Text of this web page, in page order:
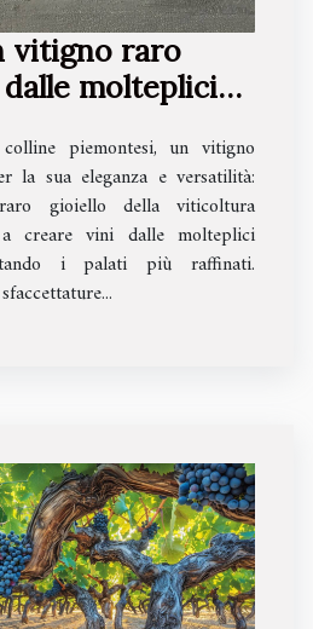
vitigno raro
molteplici
piemontesi, un vitigno
la sua eleganza e versatilità:
gioiello della viticoltura
creare vini dalle molteplici
i palati più raffinati.